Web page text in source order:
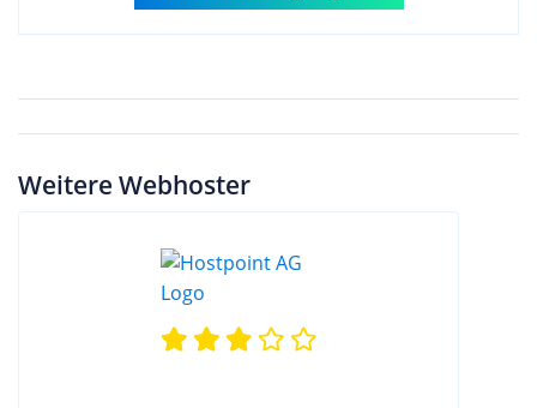
Weitere Webhoster